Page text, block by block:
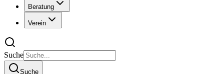
Beratung
Verein
Suche
Suche